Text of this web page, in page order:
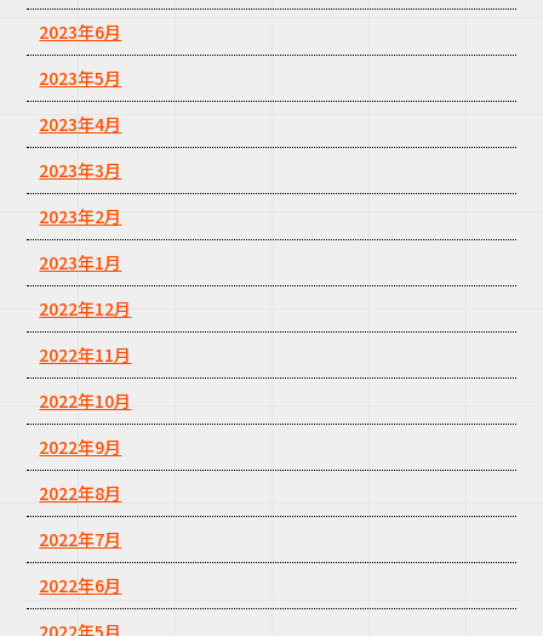
2023年6月
2023年5月
2023年4月
2023年3月
2023年2月
2023年1月
2022年12月
2022年11月
2022年10月
2022年9月
2022年8月
2022年7月
2022年6月